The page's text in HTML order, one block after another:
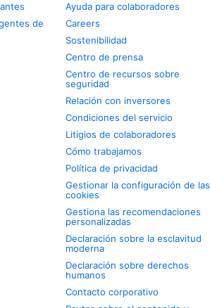
de
Ayuda para colaboradores
Careers
Sostenibilidad
Centro de prensa
Centro de recursos sobre
seguridad
Relación con inversores
Condiciones del servicio
Litigios de colaboradores
Cómo trabajamos
Política de privacidad
Gestionar la configuración de las
cookies
Gestiona las recomendaciones
personalizadas
Declaración sobre la esclavitud
moderna
Declaración sobre derechos
humanos
Contacto corporativo